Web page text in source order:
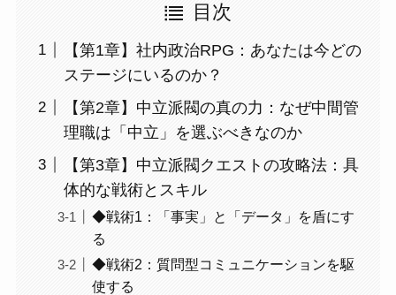
目次
【第1章】社内政治RPG：あなたは今どの
ステージにいるのか？
【第2章】中立派閥の真の力：なぜ中間管
理職は「中立」を選ぶべきなのか
【第3章】中立派閥クエストの攻略法：具
体的な戦術とスキル
◆戦術1：「事実」と「データ」を盾にす
る
◆戦術2：質問型コミュニケーションを駆
使する